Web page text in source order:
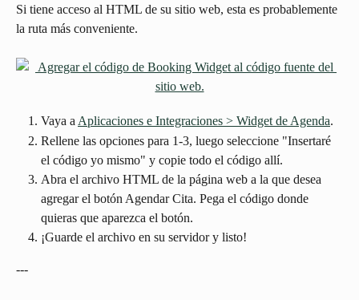
Si tiene acceso al HTML de su sitio web, esta es probablemente
la ruta más conveniente.
Vaya a Aplicaciones e Integraciones > Widget de Agenda.
Rellene las opciones para 1-3, luego seleccione "Insertaré
el código yo mismo" y copie todo el código allí.
Abra el archivo HTML de la página web a la que desea
agregar el botón Agendar Cita. Pega el código donde
quieras que aparezca el botón.
¡Guarde el archivo en su servidor y listo!
---